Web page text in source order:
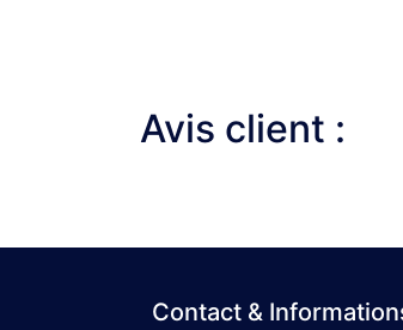
Avis client :
Contact &